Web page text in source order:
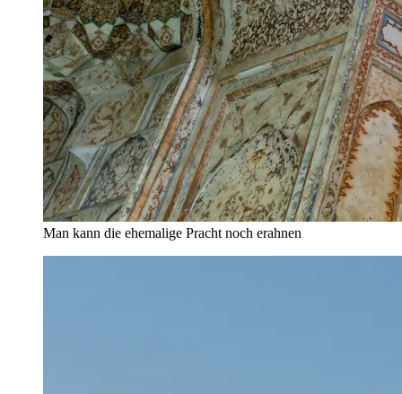
Man kann die ehemalige Pracht noch erahnen